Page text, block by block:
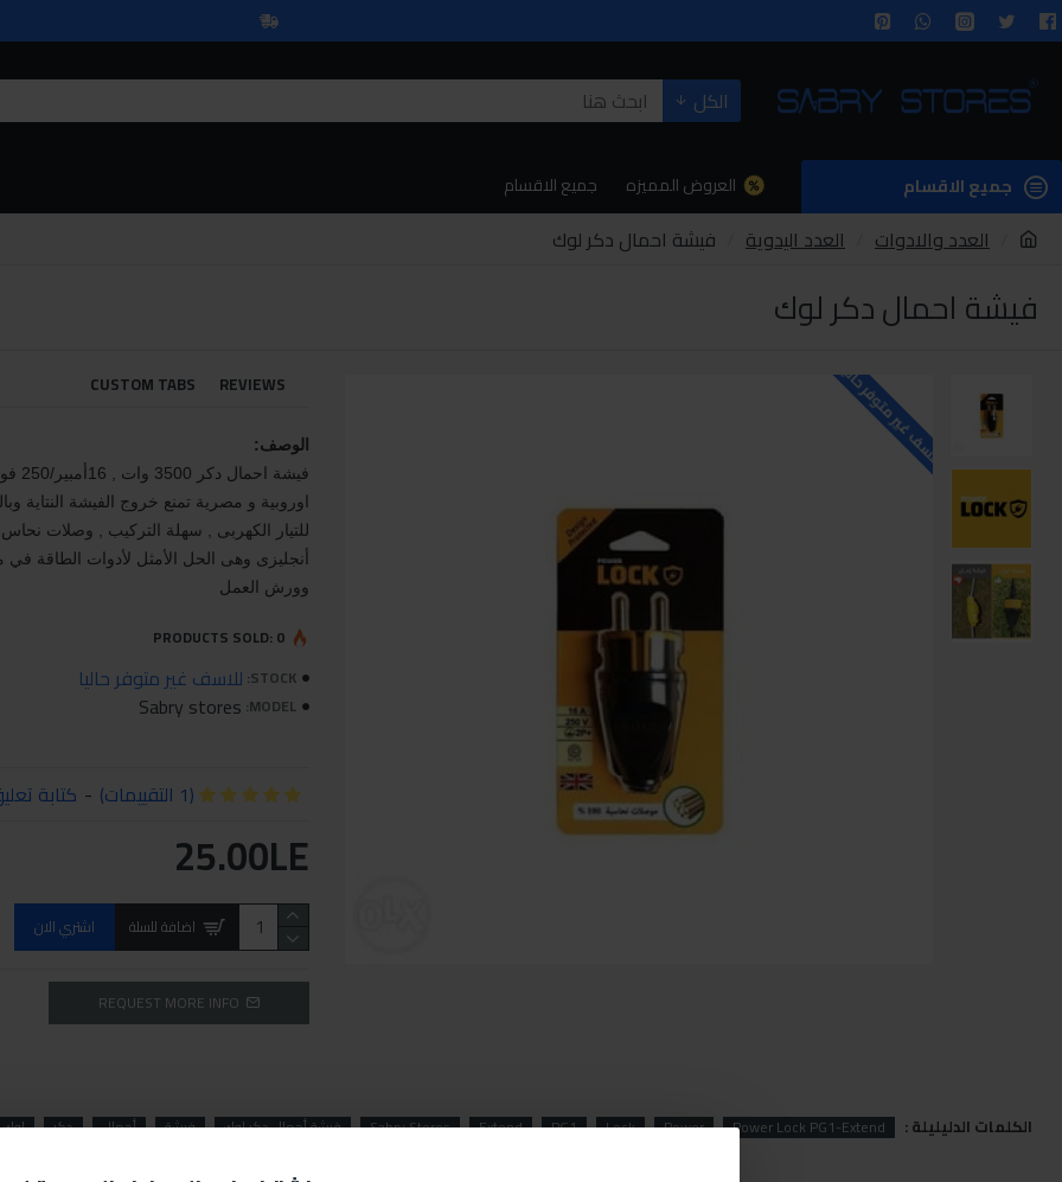
الكل
جميع الاقسام العروض المميزه جميع الاقسام
العدد والادوات العدد اليدوية فيشة احمال دكر لوك
فيشة احمال دكر لوك
للاسف غير متوفر حاليا REVIEWS
CUSTOM TABS
الوصف:
اوروبية و مصرية تمنع خروج الفيشة النتاية
للتيار الكهربى , سهلة التركيب , وصلات
أنجليزى وهى الحل الأمثل لأدوات الطاقة في
وورش العمل
STOCK: للاسف غير متوفر حاليا
MODEL:
Sabry stores
PRODUCTS SOLD: 0
(1 التقييمات) - كتابة
25.00LE
اضافة للسلة اشتري الان
REQUEST MORE INFO
الكلمات الدليليلة : Power Lock PG1-Extend
Power
Lock
PG1
Extend
Sabry Stores فيشة أحمال دكر لوك فيشة أحمال دكر لوك